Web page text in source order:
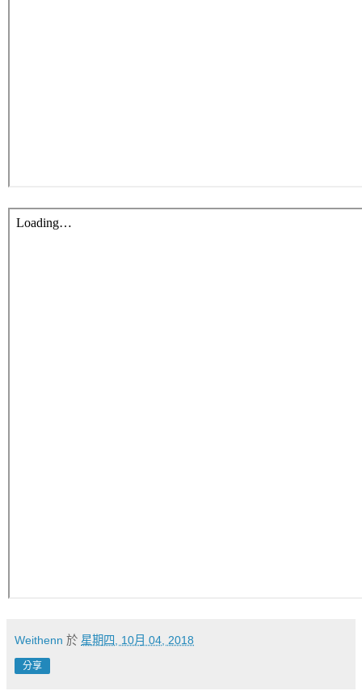
Weithenn 於 星期四, 10月 04, 2018
分享